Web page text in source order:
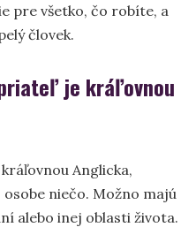
pre všetko, čo robíte, a
človek.
je kráľovnou
Anglicka,
niečo. Možno majú
alebo inej oblasti života.